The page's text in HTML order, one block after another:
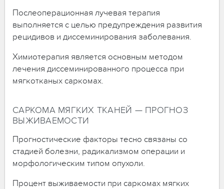
Послеоперационная лучевая терапия
выполняется с целью предупреждения развития
рецидивов и диссеминирования заболевания.
Химиотерапия является основным методом
лечения диссеминированного процесса при
мягкотканых саркомах.
САРКОМА МЯГКИХ ТКАНЕЙ — ПРОГНОЗ
ВЫЖИВАЕМОСТИ
Прогностические факторы тесно связаны со
стадией болезни, радикализмом операции и
морфологическим типом опухоли.
Процент выживаемости при саркомах мягких